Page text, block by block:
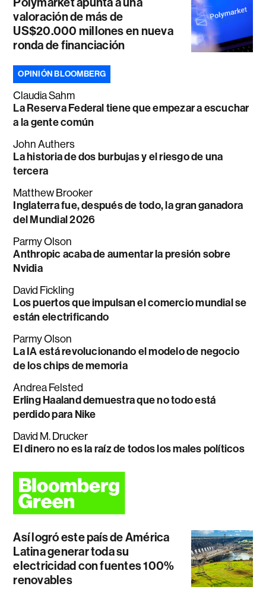
valoración de más de
US$20.000 millones en nueva
ronda de financiación
OPINIÓN BLOOMBERG
Claudia Sahm
La Reserva Federal tiene que empezar a escuchar
a la gente común
John Authers
La historia de dos burbujas y el riesgo de una
tercera
Matthew Brooker
Inglaterra fue, después de todo, la gran ganadora
del Mundial 2026
Parmy Olson
Anthropic acaba de aumentar la presión sobre
Nvidia
David Fickling
Los puertos que impulsan el comercio mundial se
están electrificando
Parmy Olson
La IA está revolucionando el modelo de negocio
de los chips de memoria
Andrea Felsted
Erling Haaland demuestra que no todo está
perdido para Nike
David M. Drucker
El dinero no es la raíz de todos los males políticos
Así logró este país de América
Latina generar toda su
electricidad con fuentes 100%
renovables